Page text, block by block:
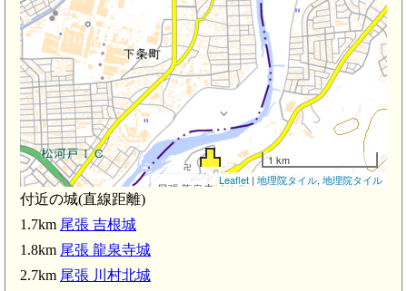
小幡緑地駅(2.3km)
白沢渓谷駅(2.6km)
尾張 龍泉寺城(1.8km)
尾張 川村北城(2.7km)
1 km
Leaflet | 地理院タイル, 地理院タイル
付近の城(直線距離)
1.7km 尾張 吉根城
1.8km 尾張 龍泉寺城
2.7km 尾張 川村北城